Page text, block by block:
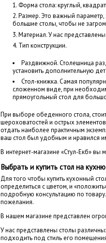
Форма стола: круглый,
Размер. Это важный
большие столы, чтобы не
Материал. У нас
Тип конструкции.
Раздвижной. Столешница
установить дополнительную
Стол-книжка. Самая
сложенном виде, при
прямоугольный стол для
При выборе обеденного стола,
шероховатостей и острых
отдать наиболее практичным
ваш стол был удобным и нравился
В интернет-магазине «Стул-Екб» вы
Выбрать и купить стол на
Для того чтобы купить кухонный
определиться с цветом, и
подробную консультацию по
пожелания.
В нашем магазине представлен
У нас представлены столы
подходить под стиль его